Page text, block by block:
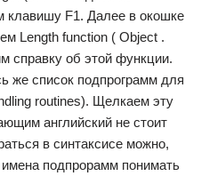
клавишу F1. Далее в окошке
Length function ( Object .
справку об этой функции.
список подпрограмм для
routines). Щелкаем эту
английский не стоит
в синтаксисе можно,
подпрорамм понимать